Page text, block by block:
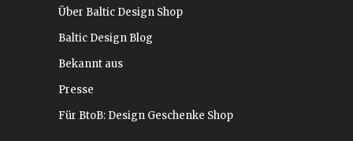
Über Baltic Design Shop
Baltic Design Blog
Bekannt aus
Presse
Für BtoB: Design Geschenke Shop